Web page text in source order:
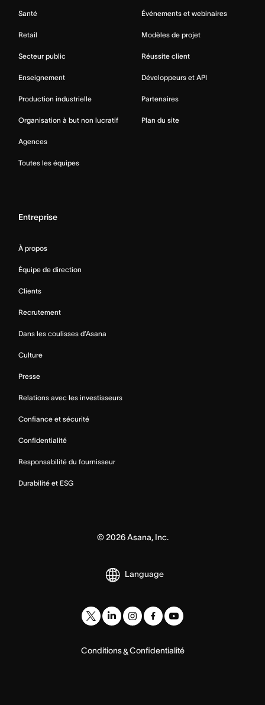
Santé
Retail
Secteur public
Enseignement
Production industrielle
Organisation à but non lucratif
Agences
Toutes les équipes
Événements et webinaires
Modèles de projet
Réussite client
Développeurs et API
Partenaires
Plan du site
Entreprise
À propos
Équipe de direction
Clients
Recrutement
Dans les coulisses d’Asana
Culture
Presse
Relations avec les investisseurs
Confiance et sécurité
Confidentialité
Responsabilité du fournisseur
Durabilité et ESG
© 2026Asana, Inc.
Language
Conditions&Confidentialité